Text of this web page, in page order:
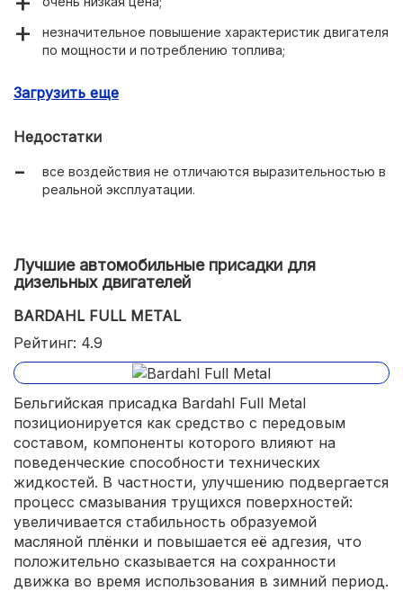
незначительное повышение характеристик двигателя
по мощности и потреблению топлива;
Загрузить еще
Недостатки
все воздействия не отличаются выразительностью в
реальной эксплуатации.
Лучшие автомобильные присадки для
дизельных двигателей
BARDAHL FULL METAL
Рейтинг: 4.9
Бельгийская присадка Bardahl Full Metal
позиционируется как средство с передовым
составом, компоненты которого влияют на
поведенческие способности технических
жидкостей. В частности, улучшению подвергается
процесс смазывания трущихся поверхностей:
увеличивается стабильность образуемой
масляной плёнки и повышается её адгезия, что
положительно сказывается на сохранности
движка во время использования в зимний период.